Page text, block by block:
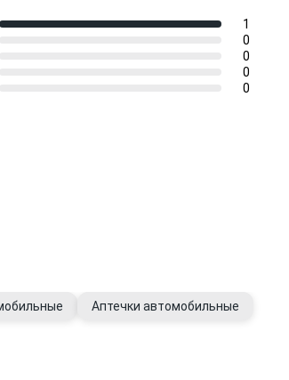
1
0
0
0
0
Аптечки автомобильные